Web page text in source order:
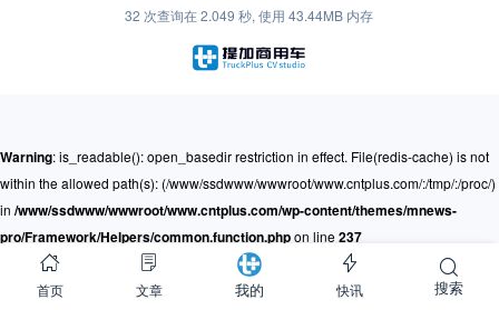
32 次查询在 2.049 秒, 使用 43.44MB 内存
首页 文章 我的 快讯 搜索
Warning: is_readable(): open_basedir restriction in effect. File(redis-cache) is not
within the allowed path(s): (/www/ssdwww/wwwroot/www.cntplus.com/:/tmp/:/proc/)
in /www/ssdwww/wwwroot/www.cntplus.com/wp-content/themes/mnews-
pro/Framework/Helpers/common.function.phpon line237